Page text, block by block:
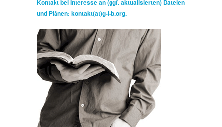
Kontakt bei Interesse an (ggf. aktualisierten) Dateien
und Plänen: kontakt(at)g-l-b.org.